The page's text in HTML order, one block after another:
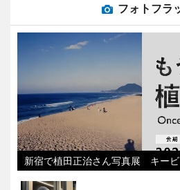
フォトフラ
新宿で植田正治さん写真展 キー